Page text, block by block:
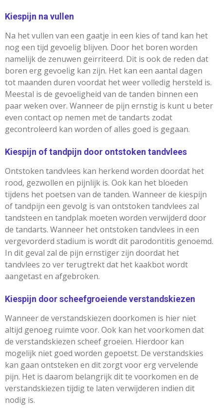
Kiespijn na vullen
Na het vullen van een gaatje in een kies of tand kan het
nog een tijd gevoelig blijven. Door het boren worden
namelijk de zenuwen geïrriteerd. Dit is ook de reden dat
boren erg gevoelig kan zijn. Het kan een aantal dagen
tot maanden duren voordat het weer volledig hersteld is.
Meestal is de gevoeligheid van de tanden binnen een
paar weken over. Wanneer de pijn ernstig is kunt u beter
even contact op nemen met de tandarts zodat
gecontroleerd kan worden of alles goed is gegaan.
Kiespijn of tandpijn door ontstoken tandvlees
Ontstoken tandvlees kan herkend worden doordat het
rood, gezwollen en pijnlijk is. Ook kan het bloeden
tijdens het poetsen van de tanden. Wanneer de kiespijn
of tandpijn een gevolg is van ontstoken tandvlees zal
tandsteen en tandplak moeten worden verwijderd door
de tandarts. Wanneer het ontstoken tandvlees in een
vergevorderd stadium is wordt dit parodontitis genoemd.
In dit geval zal de pijn ernstiger zijn doordat het
tandvlees zo ver terugtrekt dat het kaakbot wordt
aangetast en afgebroken.
Kiespijn door scheefgroeiende verstandskiezen
Wanneer de verstandskiezen doorkomen is hier niet
altijd genoeg ruimte voor. Ook kan het voorkomen dat
de verstandskiezen scheef groeien. Hierdoor kan
mogelijk niet goed worden gepoetst. De verstandskies
kan gaan ontsteken en dit zorgt voor erg vervelende
pijn. Het is daarom belangrijk dit te voorkomen en de
verstandskiezen tijdig te laten verwijderen indien dit
nodig is.